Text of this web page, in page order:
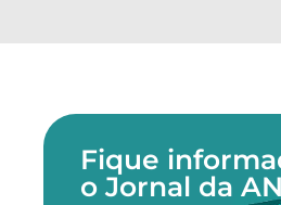
Fique
o Jornal da